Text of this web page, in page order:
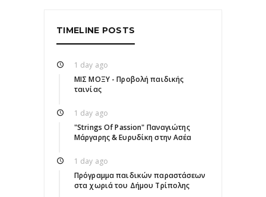
TIMELINE POSTS
1 day ago
ΜΙΣ ΜΟΞΥ - Προβολή παιδικής
ταινίας
1 day ago
"Strings Of Passion" Παναγιώτης
Μάργαρης & Ευρυδίκη στην Ασέα
1 day ago
Πρόγραμμα παιδικών παραστάσεων
στα χωριά του Δήμου Τρίπολης